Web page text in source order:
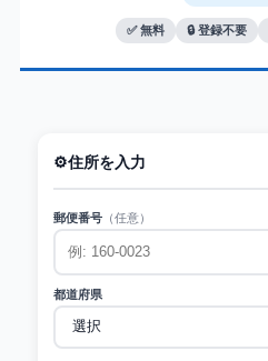
✅ 無料 🔒 登録不要
⚙️住所を入力
郵便番号（任意）
都道府県